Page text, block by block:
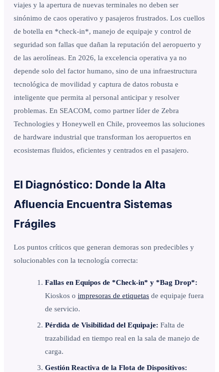
viajes y la apertura de nuevas terminales no deben ser
sinónimo de caos operativo y pasajeros frustrados. Los cuellos
de botella en *check-in*, manejo de equipaje y control de
seguridad son fallas que dañan la reputación del aeropuerto y
de las aerolíneas. En 2026, la excelencia operativa ya no
depende solo del factor humano, sino de una infraestructura
tecnológica de movilidad y captura de datos robusta e
inteligente que permita al personal anticipar y resolver
problemas. En SEACOM, como partner líder de Zebra
Technologies y Honeywell en Chile, proveemos las soluciones
de hardware industrial que transforman los aeropuertos en
ecosistemas fluidos, eficientes y centrados en el pasajero.
El Diagnóstico: Donde la Alta
Afluencia Encuentra Sistemas
Frágiles
Los puntos críticos que generan demoras son predecibles y
solucionables con la tecnología correcta:
Fallas en Equipos de *Check-in* y *Bag Drop*:
Kioskos o impresoras de etiquetas de equipaje fuera
de servicio.
Pérdida de Visibilidad del Equipaje: Falta de
trazabilidad en tiempo real en la sala de manejo de
carga.
Gestión Reactiva de la Flota de Dispositivos: